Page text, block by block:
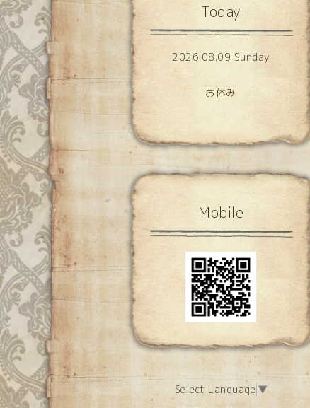
Today
2026.08.09 Sunday
お休み
Mobile
Select Language ▼